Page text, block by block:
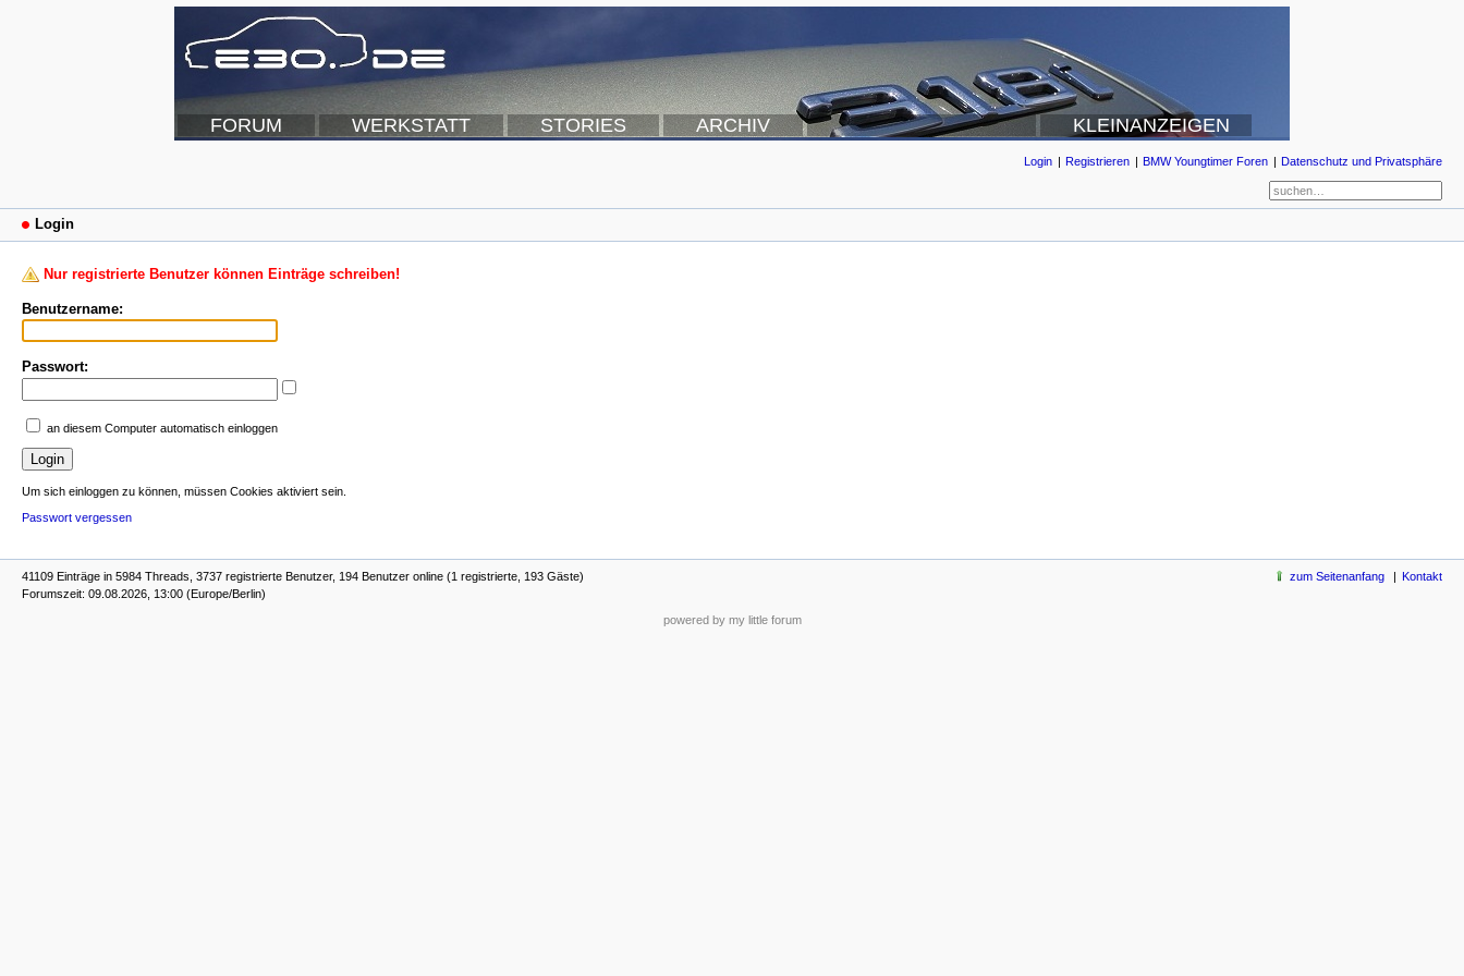
FORUM WERKSTATT STORIES ARCHIV KLEINANZEIGEN
Login Registrieren BMW Youngtimer Foren Datenschutz und Privatsphäre
Login
Nur registrierte Benutzer können Einträge schreiben!
Benutzername:
Passwort:
an diesem Computer automatisch einloggen
Um sich einloggen zu können, müssen Cookies aktiviert sein.
Passwort vergessen
41109 Einträge in 5984 Threads, 3737 registrierte Benutzer, 194 Benutzer online (1 registrierte, 193 Gäste)
Forumszeit: 09.08.2026, 13:00 (Europe/Berlin)
zum Seitenanfang Kontakt
powered by my little forum